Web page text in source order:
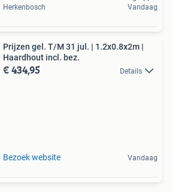
Herkenbosch
Vandaag
Prijzen gel. T/M 31 jul. | 1.2x0.8x2m |
Haardhout incl. bez.
€ 434,95 Details
Bezoek website Vandaag